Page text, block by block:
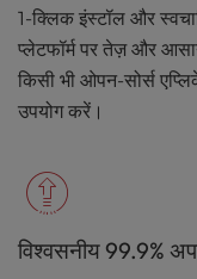
1-क्लिक इंस्टॉल और
प्लेटफॉर्म पर तेज़ और
किसी भी ओपन-सोर्स
उपयोग करें।
विश्वसनीय 99.9%